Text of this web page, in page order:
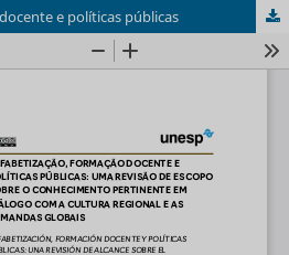
e políticas públicas